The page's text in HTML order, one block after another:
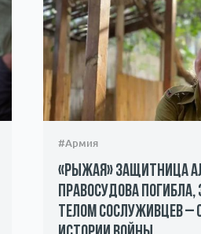
#Армия
«Рыжая» защитница
Правосудова
телом сослуживцев –